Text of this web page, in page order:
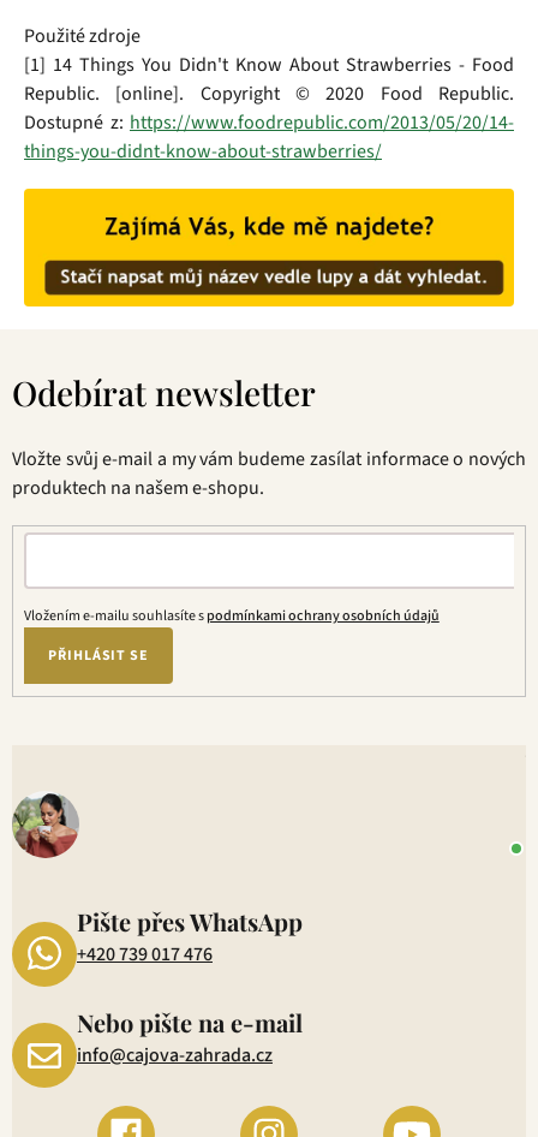
Použité zdroje
[1] 14 Things You Didn't Know About Strawberries - Food
Republic. [online]. Copyright © 2020 Food Republic.
Dostupné z: https://www.foodrepublic.com/2013/05/20/14-
things-you-didnt-know-about-strawberries/
Odebírat newsletter
Vložte svůj e-mail a my vám budeme zasílat informace o nových
produktech na našem e-shopu.
Vložením e-mailu souhlasíte spodmínkami ochrany osobních údajů
PŘIHLÁSIT SE
Pište přes WhatsApp
+420 739 017 476
Nebo pište na e-mail
info@cajova-zahrada.cz